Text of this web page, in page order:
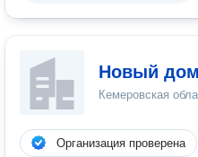
Новый дом
Кемеровская
Организация проверена